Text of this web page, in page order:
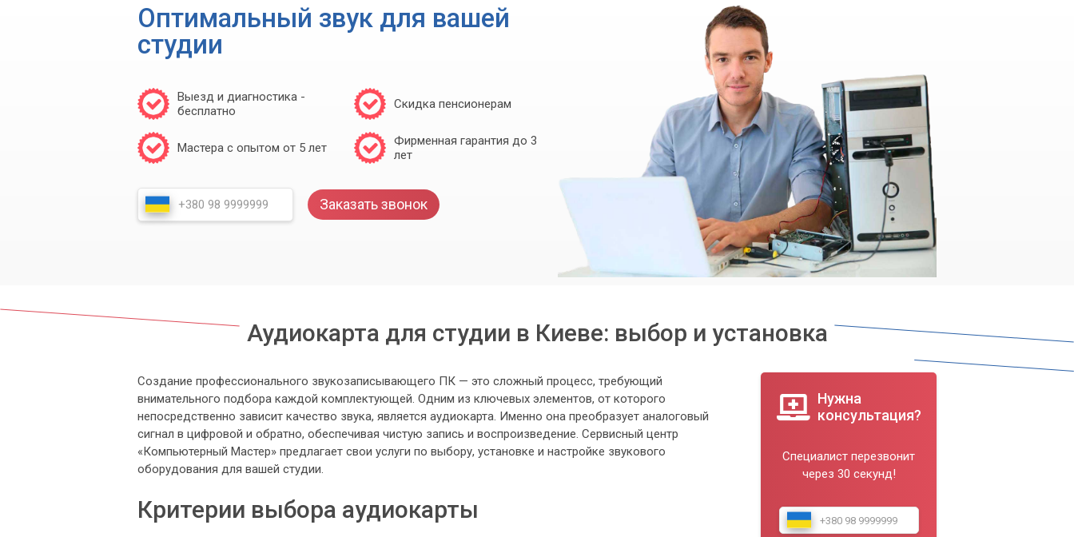
Оптимальный звук для вашей
студии
Выезд и диагностика -
бесплатно
Скидка пенсионерам
Мастера с опытом от 5 лет
Фирменная гарантия до 3
лет
Заказать звонок
Аудиокарта для студии в Киеве: выбор и установка
Создание профессионального звукозаписывающего ПК — это сложный процесс, требующий
внимательного подбора каждой комплектующей. Одним из ключевых элементов, от которого
непосредственно зависит качество звука, является аудиокарта. Именно она преобразует аналоговый
сигнал в цифровой и обратно, обеспечивая чистую запись и воспроизведение. Сервисный центр
«Компьютерный Мастер» предлагает свои услуги по выбору, установке и настройке звукового
оборудования для вашей студии.
Критерии выбора аудиокарты
Нужна
консультация?
Специалист перезвонит
через 30 секунд!